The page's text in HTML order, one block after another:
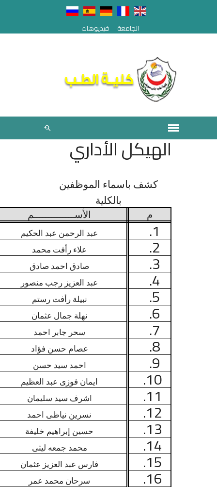
الجامعة فيديوهات
الهيكل الأداري
كشف باسماء الموظفين
بالكلية
م الأســــــــــــــم
1. عبد الرحمن عبد الحكيم
2. علاء رأفت محمد
3. صادق احمد صادق
4. عبد العزيز رجب منصور
5. نبيلة رأفت رستم
6. نهلة جمال عثمان
7. سحر جابر احمد
8. عصام حسن فؤاد
9. احمد سيد حسن
10. ايمان فوزى عبد العظيم
11. اشرف سيد سليمان
12. نسرين نياظى احمد
13. حسين إبراهيم خليفة
14. محمد جمعه ليثى
15. فارس عبد العزيز عثمان
16. سرحان محمد عمر